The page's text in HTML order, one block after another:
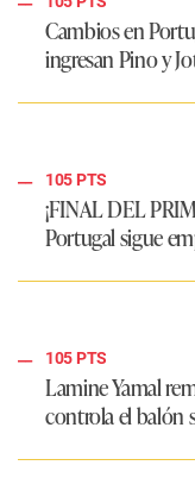
Cambios en
ingresan Pino y
105 PTS
¡FINAL DEL
Portugal sigue
105 PTS
Lamine Yamal
controla el balón